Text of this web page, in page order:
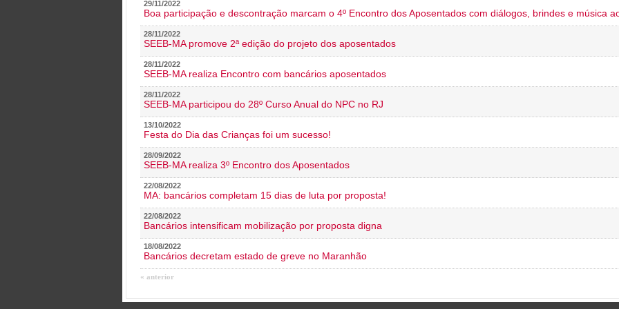
29/11/2022
Boa participação e descontração marcam o 4º Encontro dos Aposentados com diálogos, brindes e música
28/11/2022
SEEB-MA promove 2ª edição do projeto dos aposentados
28/11/2022
SEEB-MA realiza Encontro com bancários aposentados
28/11/2022
SEEB-MA participou do 28º Curso Anual do NPC no RJ
13/10/2022
Festa do Dia das Crianças foi um sucesso!
28/09/2022
SEEB-MA realiza 3º Encontro dos Aposentados
22/08/2022
MA: bancários completam 15 dias de luta por proposta!
22/08/2022
Bancários intensificam mobilização por proposta digna
18/08/2022
Bancários decretam estado de greve no Maranhão
« anterior